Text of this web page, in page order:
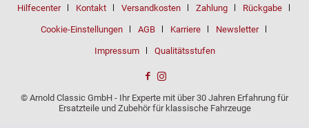
Hilfecenter Kontakt Versandkosten Zahlung Rückgabe
Cookie-Einstellungen AGB Karriere Newsletter
Impressum Qualitätsstufen
© Arnold Classic GmbH - Ihr Experte mit über 30 Jahren Erfahrung für
Ersatzteile und Zubehör für klassische Fahrzeuge